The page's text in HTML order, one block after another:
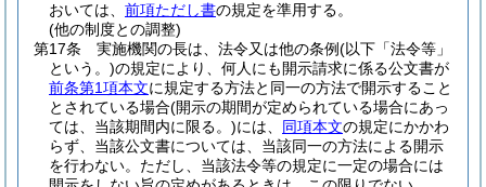
おいては、 前項ただし書の規定を準用する。
(他の制度との調整)
第17条
実施機関の長は、法令又は他の条例(以下「法令等」
という。)の規定により、何人にも開示請求に係る公文書が
前条第1項本文に規定する方法と同一の方法で開示すること
とされている場合(開示の期間が定められている場合にあっ
ては、当該期間内に限る。)には、 同項本文の規定にかかわ
らず、当該公文書については、当該同一の方法による開示
を行わない。 ただし、当該法令等の規定に一定の場合には